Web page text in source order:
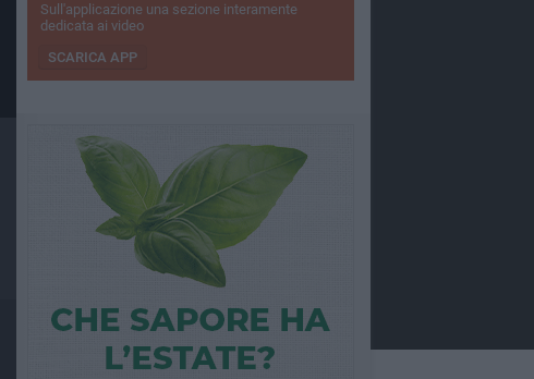
Sull'applicazione una sezione interamente
dedicata ai video
SCARICA APP